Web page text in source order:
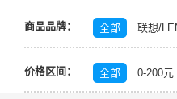
商品品牌： 全部 联想/
三星/SAMSUNG
震旦/AURORA
商宇/cpsy
标
价格区间： 全部 0-200元